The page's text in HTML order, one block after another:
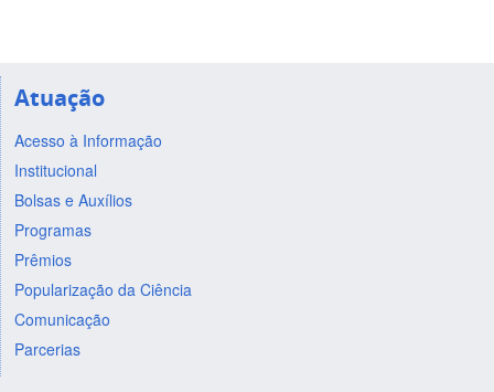
Atuação
Acesso à Informação
Institucional
Bolsas e Auxílios
Programas
Prêmios
Popularização da Ciência
Comunicação
Parcerias